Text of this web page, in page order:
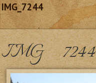
IMG_7244
IMG_7244